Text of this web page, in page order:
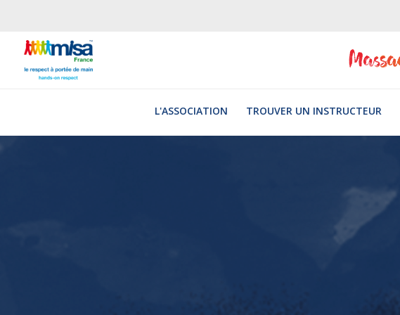
navigation
L'ASSOCIATION TROUVER UN INSTRUCTEUR